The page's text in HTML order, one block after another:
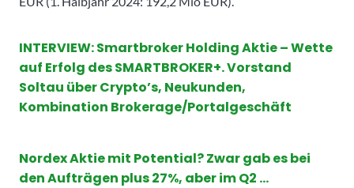
INTERVIEW: Smartbroker Holding Aktie – Wette
auf Erfolg des SMARTBROKER+. Vorstand
Soltau über Crypto’s, Neukunden,
Kombination Brokerage/Portalgeschäft
Nordex Aktie mit Potential? Zwar gab es bei
den Aufträgen plus 27%, aber im Q2 …